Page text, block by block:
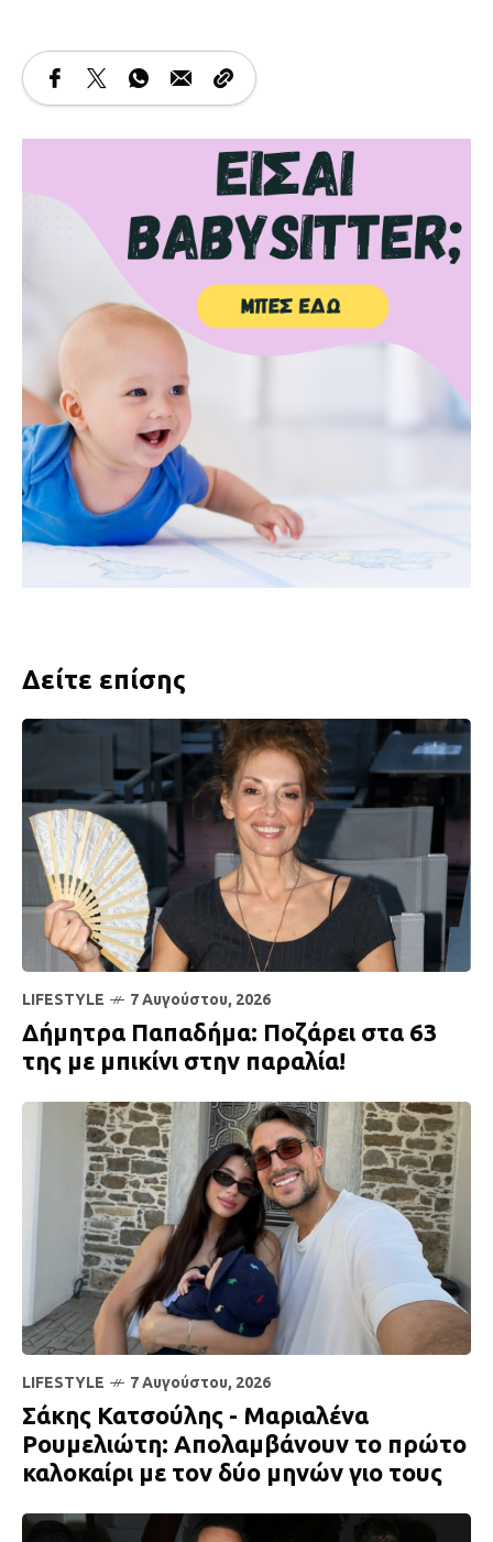
Δείτε επίσης
LIFESTYLE 7 Αυγούστου, 2026
Δήμητρα Παπαδήμα: Ποζάρει στα 63
της με μπικίνι στην παραλία!
LIFESTYLE 7 Αυγούστου, 2026
Σάκης Κατσούλης - Μαριαλένα
Ρουμελιώτη: Απολαμβάνουν το πρώτο
καλοκαίρι με τον δύο μηνών γιο τους